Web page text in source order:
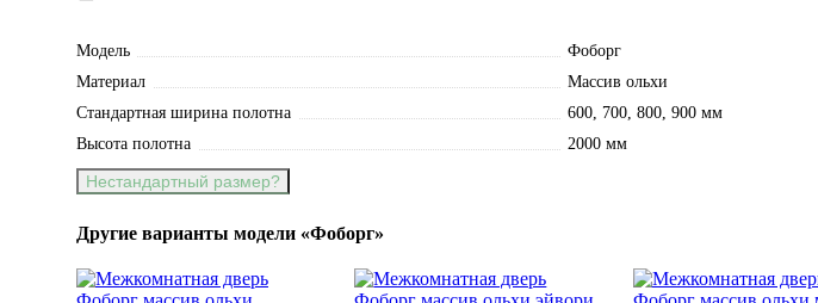
Модель
Фоборг
Материал
Массив ольхи
Стандартная ширина полотна
600, 700, 800, 900 мм
Высота полотна
2000 мм
Нестандартный размер?
Другие варианты модели «Фоборг»